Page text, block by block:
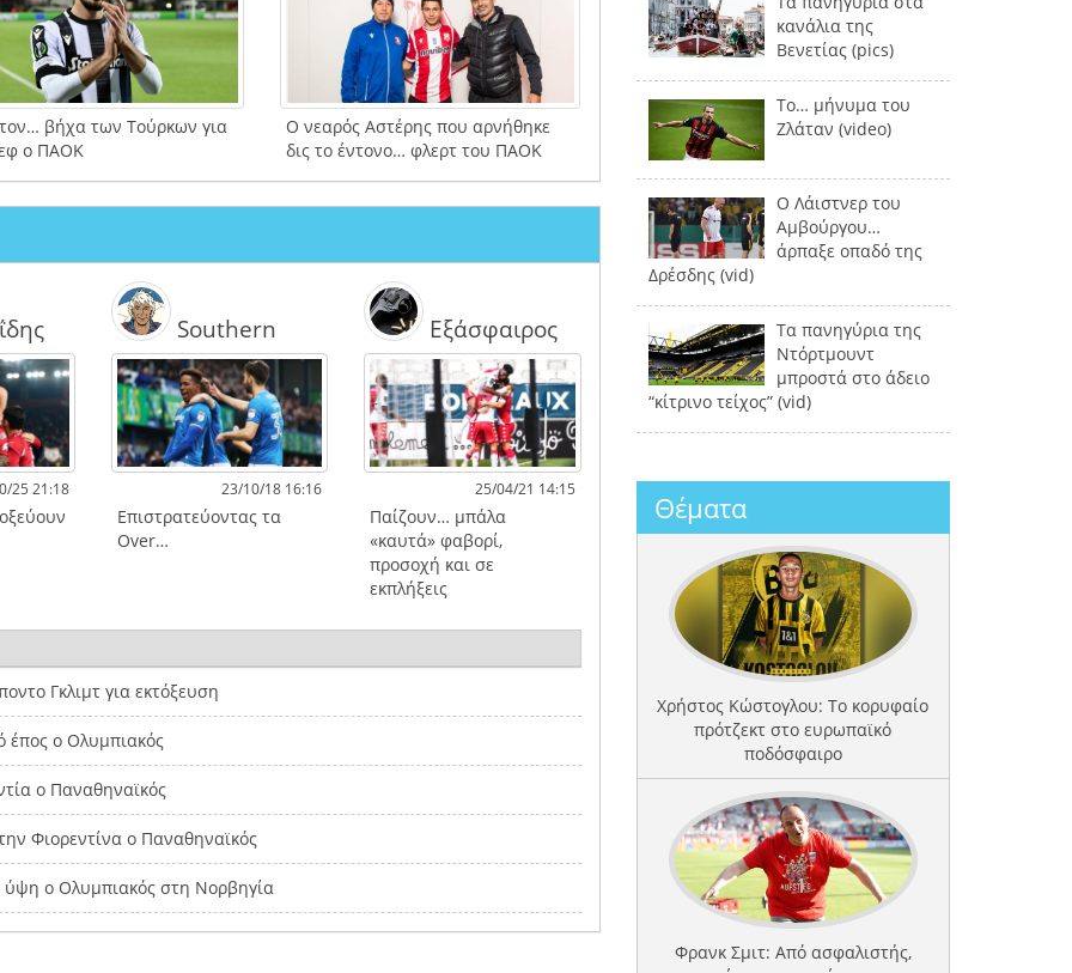
βήχα των Τούρκων για
ο ΠΑΟΚ
Ο νεαρός Αστέρης που αρνήθηκε
δις το έντονο… φλερτ του ΠΑΟΚ
25 21:18
Southern
23/10/18 16:16
Επιστρατεύοντας τα
Over…
Εξάσφαιρος
25/04/21 14:15
Παίζουν… μπάλα
«καυτά» φαβορί,
προσοχή και σε
εκπλήξεις
Γκλιμτ για εκτόξευση
έπος ο Ολυμπιακός
ο Παναθηναϊκός
Φιορεντίνα ο Παναθηναϊκός
ύψη ο Ολυμπιακός στη Νορβηγία
κανάλια της
Βενετίας (pics)
Το… μήνυμα του
Ζλάταν (video)
Ο Λάιστνερ του
Αμβούργου…
άρπαξε οπαδό της
Δρέσδης (vid)
Τα πανηγύρια της
Ντόρτμουντ
μπροστά στο άδειο
“κίτρινο τείχος” (vid)
Θέματα
Χρήστος Κώστογλου: Το κορυφαίο
πρότζεκτ στο ευρωπαϊκό
ποδόσφαιρο
Φρανκ Σμιτ: Από ασφαλιστής,